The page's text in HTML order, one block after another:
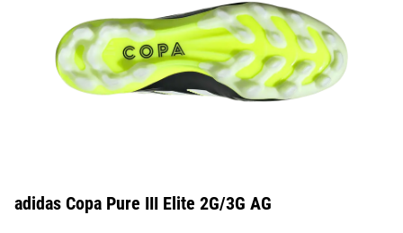
adidas Copa Pure III Elite 2G/3G AG